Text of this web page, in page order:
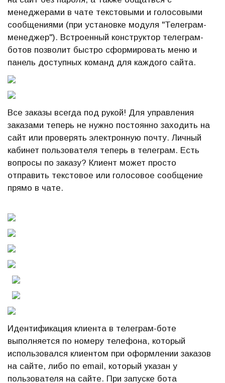
менеджерами в чате текстовыми и голосовыми
сообщениями (при установке модуля "Телеграм-
менеджер"). Встроенный конструктор телеграм-
ботов позволит быстро сформировать меню и
панель доступных команд для каждого сайта.
Все заказы всегда под рукой! Для управления
заказами теперь не нужно постоянно заходить на
сайт или проверять электронную почту. Личный
кабинет пользователя теперь в телеграм. Есть
вопросы по заказу? Клиент может просто
отправить текстовое или голосовое сообщение
прямо в чате.
Идентификация клиента в телеграм-боте
выполняется по номеру телефона, который
использовался клиентом при оформлении заказов
на сайте, либо по email, который указан у
пользователя на сайте. При запуске бота